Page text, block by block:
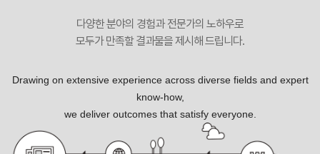
다양한 분야의 경험과 전문가의 노하우로
모두가 만족할 결과물을 제시해 드립니다.
Drawing on extensive experience across diverse fields and expert
know-how,
we deliver outcomes that satisfy everyone.